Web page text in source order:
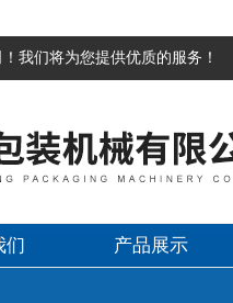
我们将为您提供优质的服务！
们 产品展示